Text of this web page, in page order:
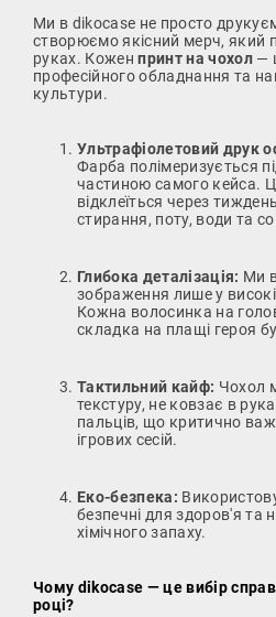
Ми в dikocase не просто
створюємо якісний мерч, який
руках. Коженпринт на чохол —
професійного обладнання та
культури.
Ультрафіолетовий друк
Фарба полімеризується
частиною самого кейса.
відклеїться через
стирання, поту, води та
Глибока деталізація: Ми
зображення лише у
Кожна волосинка на
складка на плащі героя
Тактильний кайф: Чохол
текстуру, не ковзає в
пальців, що критично
ігрових сесій.
Еко-безпека:
безпечні для здоров'я та
хімічного запаху.
Чому dikocase — це вибір
році?